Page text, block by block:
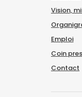
Vision,
Emploi
Coin
Contact